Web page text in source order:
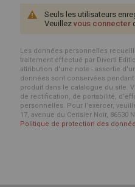
Seuls les utilisateurs
Veuillez vous connecter
Les données personnelles
traitement effectué par Diverti
attribution d'une note - assortie
données sont conservées
produit dans le catalogue du site.
de rectification, de portabilité,
personnelles. Pour l’exercer,
17, avenue du Cerisier Noir, 86530
Politique de protection des